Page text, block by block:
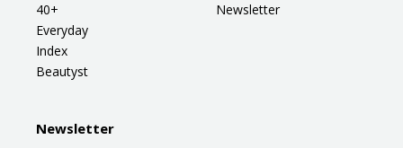
40+
Everyday
Index
Beautyst
Newsletter
Newsletter